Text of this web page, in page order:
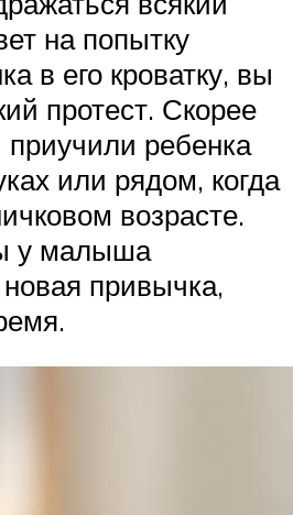
на попытку
в его кроватку, вы
протест. Скорее
ребенка
или рядом, когда
возрасте.
у малыша
привычка,